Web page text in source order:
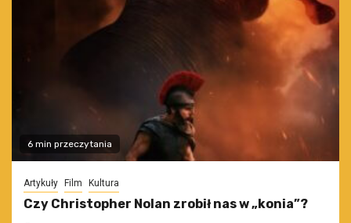
6 min przeczytania
Artykuły Film Kultura
Czy Christopher Nolan zrobił nas w „konia”?